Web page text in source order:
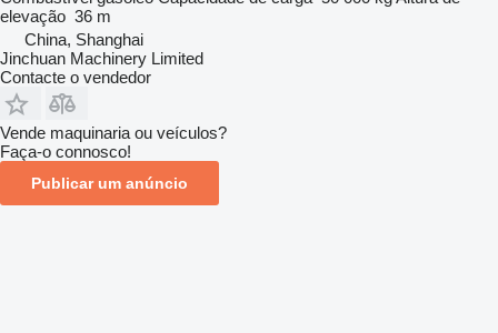
elevação 36 m
China, Shanghai
Jinchuan Machinery Limited
Contacte o vendedor
Vende maquinaria ou veículos?
Faça-o connosco!
Publicar um anúncio